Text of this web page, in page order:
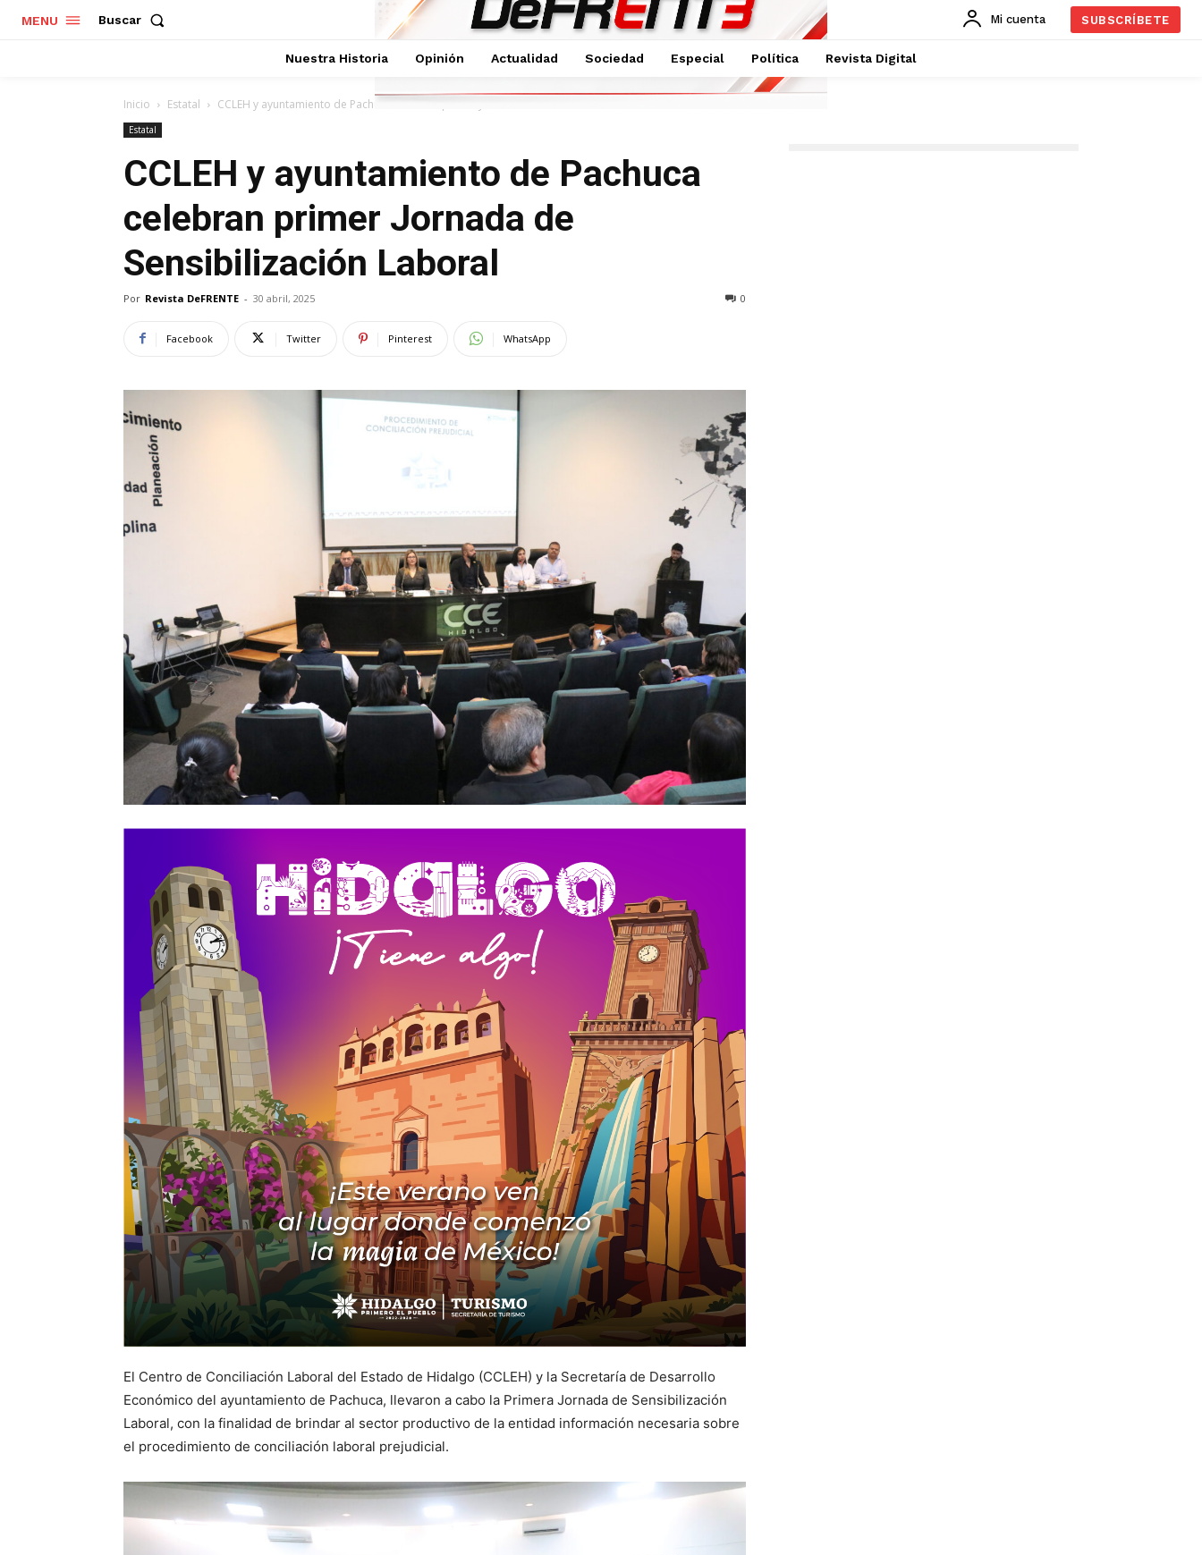
MENU Buscar Mi cuenta SUBSCRÍBETE
Nuestra Historia Opinión Actualidad Sociedad Especial Política Revista Digital
Inicio Estatal CCLEH y ayuntamiento de Pachuca celebran primer Jornada de Sensibilización Laboral
Estatal
CCLEH y ayuntamiento de Pachuca
celebran primer Jornada de
Sensibilización Laboral
Por Revista DeFRENTE - 30 abril, 2025 0
Facebook Twitter Pinterest WhatsApp
El Centro de Conciliación Laboral del Estado de Hidalgo (CCLEH) y la Secretaría de Desarrollo
Económico del ayuntamiento de Pachuca, llevaron a cabo la Primera Jornada de Sensibilización
Laboral, con la finalidad de brindar al sector productivo de la entidad información necesaria sobre
el procedimiento de conciliación laboral prejudicial.